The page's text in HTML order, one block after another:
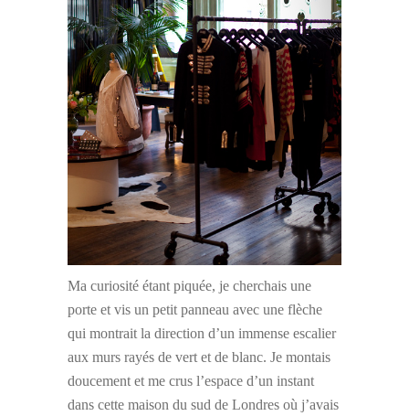
Ma curiosité étant piquée, je cherchais une
porte et vis un petit panneau avec une flèche
qui montrait la direction d’un immense escalier
aux murs rayés de vert et de blanc. Je montais
doucement et me crus l’espace d’un instant
dans cette maison du sud de Londres où j’avais